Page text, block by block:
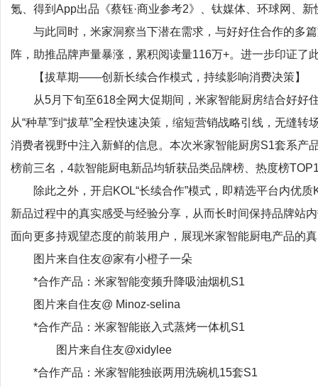
氪、得到App出品《蔡钰·商业参考2》、钛媒体、环球网、
与此同时，米家洞察当下潜在需求，与好好住合作的多
阵，助推品牌声量暴涨，累积阅读量116万+。进一步印证了
【拔草期——创新长续合作模式，持续影响消费决策】
从5月下旬至618全网大促期间，米家智能厨房结合好
从“种草”到“拔草”全程快速决策，缩短营销战略引线，无缝
消费者视野中注入新鲜的信息。本次米家智能厨房S1套系产
榜前三名，4款智能厨电新品均斩获品类品牌榜、热度榜
除此之外，开启KOL“长续合作”模式，即精选平台内优
新品过程中的真实感受与经验分享，从而长时间保持品牌站
面向更多持观望态度的前装用户，展现米家智能厨电产品的
图片来自住友@家有小橙子一朵
*合作产品：米家智能变频升降吸油烟机S1
图片来自住友@ Minoz-selina
*合作产品：米家智能嵌入式蒸烤一体机S1
图片来自住友@xidylee
*合作产品：米家智能独嵌两用洗碗机15套S1